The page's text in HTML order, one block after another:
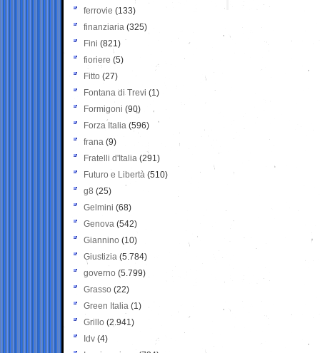
ferrovie (133)
finanziaria (325)
Fini (821)
fioriere (5)
Fitto (27)
Fontana di Trevi (1)
Formigoni (90)
Forza Italia (596)
frana (9)
Fratelli d'Italia (291)
Futuro e Libertà (510)
g8 (25)
Gelmini (68)
Genova (542)
Giannino (10)
Giustizia (5.784)
governo (5.799)
Grasso (22)
Green Italia (1)
Grillo (2.941)
Idv (4)